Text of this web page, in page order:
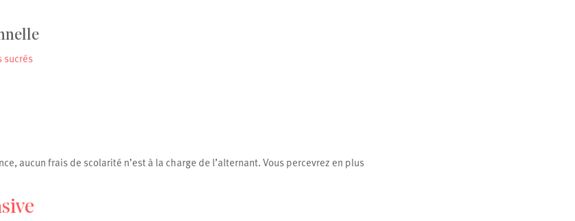
sucrés
aucun frais de scolarité n’est à la charge de l’alternant. Vous percevrez en plus